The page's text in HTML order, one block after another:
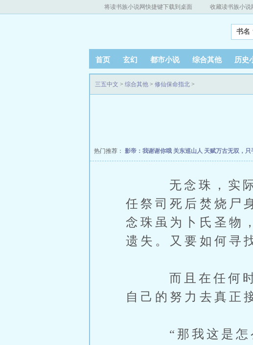
将读书族小说网快捷键下载到桌面 收藏读书族小说
书名
首页 玄幻 都市小说 综合其他 历史
三五中文 > 综合其他 > 修仙保命指北 >
热门推荐： 影帝：我谢谢你哦 关东巡山人 天赋万古无双，只
无念珠，实际上
任祭司死后焚烧尸
念珠虽为卜氏圣物
遗失。又要如何寻
而且在任何时候
自己的努力去真正
“那我这是怎么